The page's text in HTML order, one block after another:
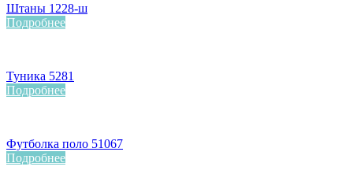
Штаны 1228-ш
Подробнее
Туника 5281
Подробнее
Футболка поло 51067
Подробнее